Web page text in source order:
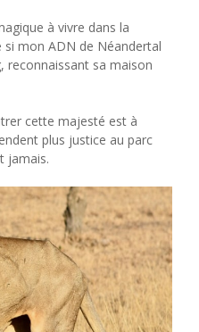
à vivre dans la
si mon ADN de Néandertal
reconnaissant sa maison
cette majesté est à
plus justice au parc
jamais.